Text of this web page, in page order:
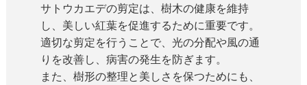
サトウカエデの剪定は、樹木の健康を維持
し、美しい紅葉を促進するために重要です。
適切な剪定を行うことで、光の分配や風の通
りを改善し、病害の発生を防ぎます。
また、樹形の整理と美しさを保つためにも、